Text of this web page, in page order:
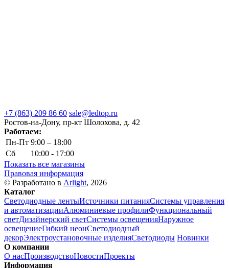
+7 (863) 209 86 60 sale@ledtop.ru
Ростов-на-Дону, пр-кт Шолохова, д. 42
Работаем:
Пн-Пт 9:00 – 18:00
Сб
10:00 - 17:00
Показать все магазины
Правовая информация
© Разработано в Arlight, 2026
Каталог
Светодиодные лентыИсточники питанияСистемы управления
и автоматизацииАлюминиевые профилиФункциональный
светДизайнерский светСистемы освещенияНаружное
освещениеГибкий неонСветодиодный
декорЭлектроустановочные изделияСветодиоды Новинки
О компании
О насПроизводствоНовостиПроекты
Информация